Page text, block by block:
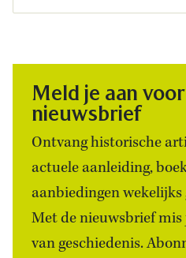
Meld je aan
nieuwsbrief
Ontvang historische
actuele aanleiding,
aanbiedingen
Met de nieuwsbrief
van geschiedenis.